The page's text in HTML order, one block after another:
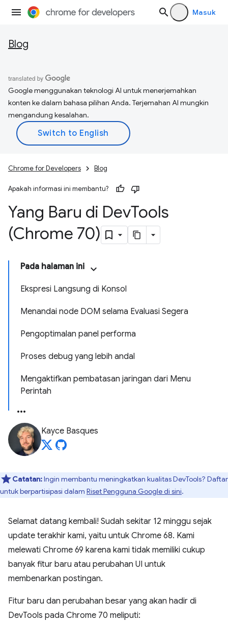
Masuk
Blog
Google menggunakan teknologi AI untuk menerjemahkan
konten ke dalam bahasa pilihan Anda. Terjemahan AI mungkin
mengandung kesalahan.
Chrome for Developers Blog
Apakah informasi ini membantu?
Yang Baru di DevTools
(Chrome 70)
Pada halaman ini
Ekspresi Langsung di Konsol
Menandai node DOM selama Evaluasi Segera
Pengoptimalan panel performa
Proses debug yang lebih andal
Mengaktifkan pembatasan jaringan dari Menu
Perintah
Kayce Basques
Catatan:Ingin membantu meningkatkan kualitas DevTools? Daftar
untuk berpartisipasi dalam Riset Pengguna Google di sini.
Selamat datang kembali! Sudah sekitar 12 minggu sejak
update terakhir kami, yaitu untuk Chrome 68. Kami
melewati Chrome 69 karena kami tidak memiliki cukup
banyak fitur baru atau perubahan UI untuk
membenarkan postingan.
Fitur baru dan perubahan besar yang akan hadir di
DevTools pada Chrome 70 meliputi: